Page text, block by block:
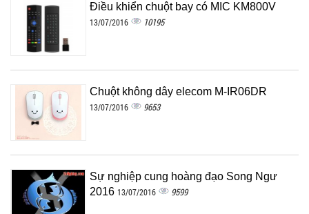
Điều khiển chuột bay có MIC KM800V
13/07/2016 10195
Chuột không dây elecom M-IR06DR
13/07/2016 9653
Sự nghiệp cung hoàng đạo Song Ngư
2016 13/07/2016 9599